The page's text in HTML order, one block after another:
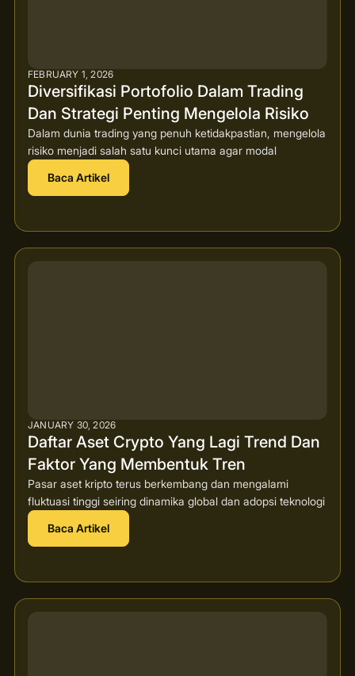
FEBRUARY 1, 2026
Diversifikasi Portofolio Dalam Trading
Dan Strategi Penting Mengelola Risiko
Dalam dunia trading yang penuh ketidakpastian, mengelola
risiko menjadi salah satu kunci utama agar modal
Baca Artikel
JANUARY 30, 2026
Daftar Aset Crypto Yang Lagi Trend Dan
Faktor Yang Membentuk Tren
Pasar aset kripto terus berkembang dan mengalami
fluktuasi tinggi seiring dinamika global dan adopsi teknologi
Baca Artikel